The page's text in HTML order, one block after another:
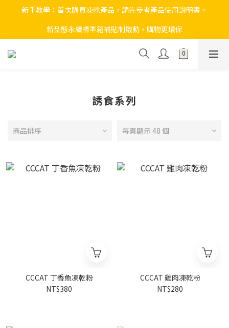
新手教學：首次購買凍乾產品，請先參考產品使用說明書。
新型態永續標準箱補貼制啟動，購物更環保
誘食系列
商品排序 每頁顯示 48 個
CCCAT 丁香魚凍乾粉
NT$380
CCCAT 雞肉凍乾粉
NT$280